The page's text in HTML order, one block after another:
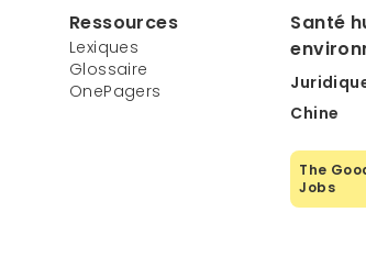
Ressources
Lexiques
Glossaire
OnePagers
Santé
Chine
The
Jobs